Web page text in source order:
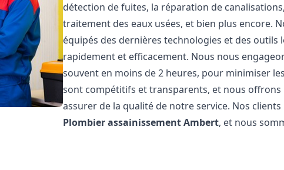
détection de fuites, la réparation de
traitement des eaux usées, et bien plus encore.
équipés des dernières technologies et des
rapidement et efficacement. Nous nous
souvent en moins de 2 heures, pour minimiser
sont compétitifs et transparents, et nous
assurer de la qualité de notre service. Nos
Plombier assainissementAmbert, et nous